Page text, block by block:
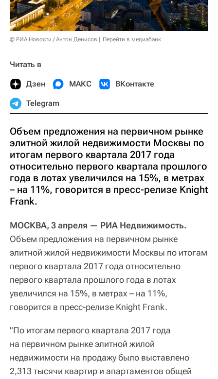
© РИА Новости / Антон Денисов Перейти в медиабанк
Читать в
Дзен МАКС ВКонтакте
Telegram
Объем предложения на первичном рынке
элитной жилой недвижимости Москвы по
итогам первого квартала 2017 года
относительно первого квартала прошлого
года в лотах увеличился на 15%, в метрах
– на 11%, говорится в пресс-релизе Knight
Frank.
МОСКВА, 3 апреля — РИА Недвижимость.
Объем предложения на первичном рынке
элитной жилой недвижимости Москвы по итогам
первого квартала 2017 года относительно
первого квартала прошлого года в лотах
увеличился на 15%, в метрах – на 11%,
говорится в пресс-релизе Knight Frank.
"По итогам первого квартала 2017 года
на первичном рынке элитной жилой
недвижимости на продажу было выставлено
2,313 тысячи квартир и апартаментов общей